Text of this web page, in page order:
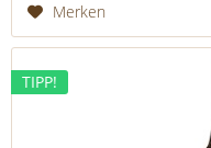
Merken
TIPP!